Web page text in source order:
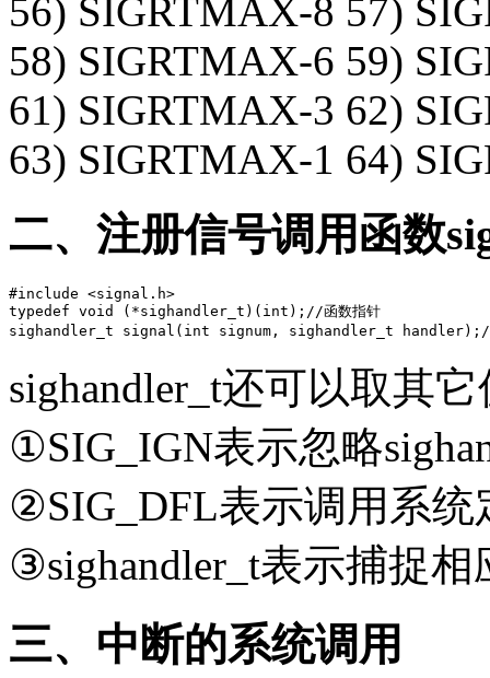
56) SIGRTMAX-8 57)
58) SIGRTMAX-6 59)
61) SIGRTMAX-3 62)
63) SIGRTMAX-1 64)
二、注册信号调用函数
#include <signal.h>
typedef void (*sighandler_t)(int);//函数指针
sighandler_t还可以取其
①SIG_IGN表示忽略
②SIG_DFL表示调用系统
③sighandler_t表示捕捉相
三、中断的系统调用